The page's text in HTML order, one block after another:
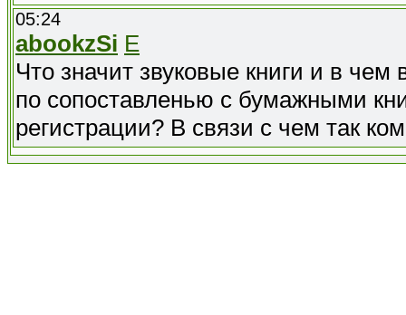
05:24
abookzSi E
Что значит звуковые книги и в
по сопоставленью с бумажными
регистрации? В связи с чем так